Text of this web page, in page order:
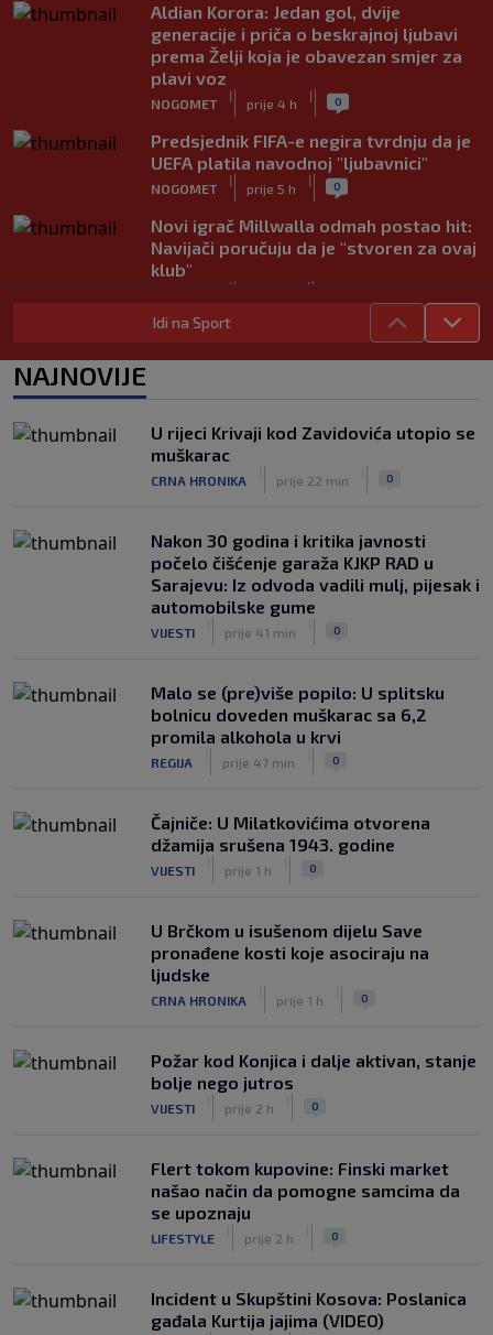
Aldian Korora: Jedan gol, dvije
generacije i priča o beskrajnoj ljubavi
prema Želji koja je obavezan smjer za
plavi voz
NOGOMET
|
prije 4 h
| 0
Predsjednik FIFA-e negira tvrdnju da je
UEFA platila navodnoj "ljubavnici"
NOGOMET
|
prije 5 h
| 0
Novi igrač Millwalla odmah postao hit:
Navijači poručuju da je "stvoren za ovaj
klub"
| |
Skandal u Južnoj Koreji: Sudijama
Barcelona poslala prvu ponudu za
Rodrija, Manchester City traži znatno
više
Idi na Sport
NAJNOVIJE
U rijeci Krivaji kod Zavidovića utopio se
muškarac
CRNA HRONIKA prije 22 min 0
Nakon 30 godina i kritika javnosti
počelo čišćenje garaža KJKP RAD u
Sarajevu: Iz odvoda vadili mulj, pijesak i
automobilske gume
VIJESTI prije 41 min 0
Malo se (pre)više popilo: U splitsku
bolnicu doveden muškarac sa 6,2
promila alkohola u krvi
REGIJA prije 47 min 0
Čajniče: U Milatkovićima otvorena
džamija srušena 1943. godine
VIJESTI prije 1 h 0
U Brčkom u isušenom dijelu Save
pronađene kosti koje asociraju na
ljudske
CRNA HRONIKA prije 1 h 0
Požar kod Konjica i dalje aktivan, stanje
bolje nego jutros
VIJESTI prije 2 h 0
Flert tokom kupovine: Finski market
našao način da pomogne samcima da
se upoznaju
LIFESTYLE prije 2 h 0
Incident u Skupštini Kosova: Poslanica
gađala Kurtija jajima (VIDEO)